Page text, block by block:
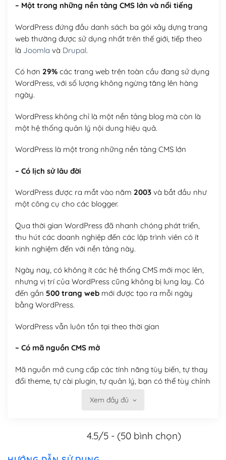
– Một trong những nền tảng CMS lớn và nổi tiếng
WordPress đứng đầu danh sách ba gói xây dựng trang
web thường được sử dụng nhất trên thế giới, tiếp theo
là Joomla và Drupal.
Có hơn 29%các trang web trên toàn cầu đang sử dụng
WordPress, với số lượng không ngừng tăng lên hàng
ngày.
WordPress không chỉ là một nền tảng blog mà còn là
một hệ thống quản lý nội dung hiệu quả.
WordPress là một trong những nền tảng CMS lớn
– Có lịch sử lâu đời
WordPress được ra mắt vào năm 2003và bắt đầu như
một công cụ cho các blogger.
Qua thời gian WordPress đã nhanh chóng phát triển,
thu hút các doanh nghiệp đến các lập trình viên có ít
kinh nghiệm đến với nền tảng này.
Ngày nay, có không ít các hệ thống CMS mới mọc lên,
nhưng vị trí của WordPress cũng không bị lung lay. Có
đến gần 500 trang webmới được tạo ra mỗi ngày
bằng WordPress.
WordPress vẫn luôn tồn tại theo thời gian
– Có mã nguồn CMS mở
Mã nguồn mở cung cấp các tính năng tùy biến, tự thay
đổi theme, tự cài plugin, tự quản lý, bạn có thể tùy chỉnh
Xem đầy đủ
4.5/5 - (50 bình chọn)